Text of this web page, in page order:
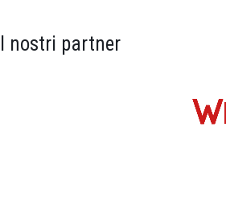
I nostri partner